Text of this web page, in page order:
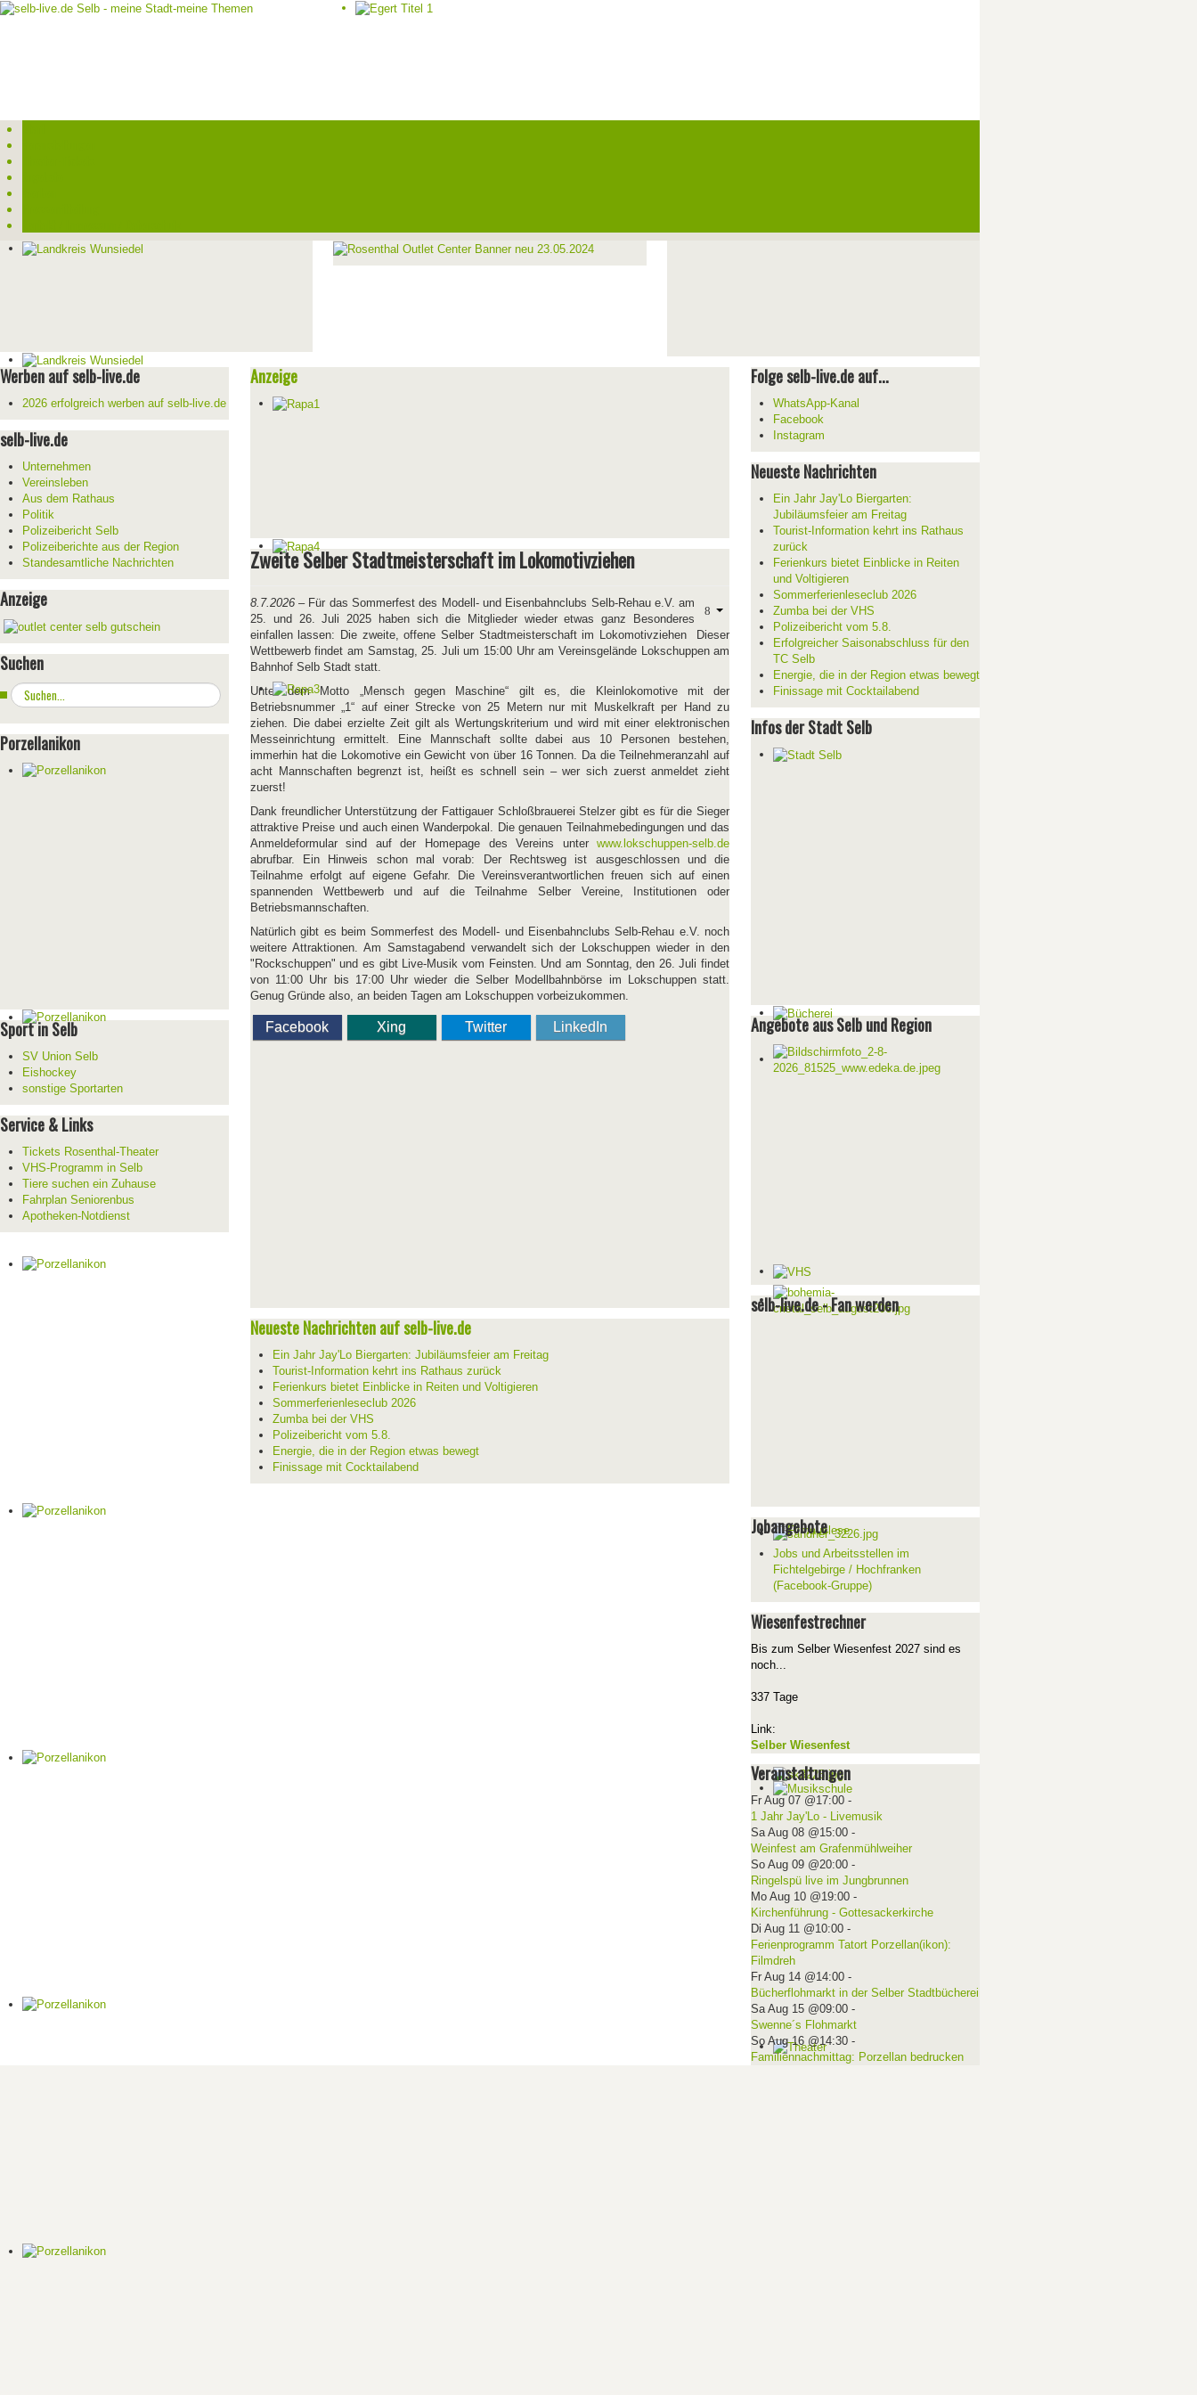
Werben auf selb-live.de
2026 erfolgreich werben auf selb-live.de
selb-live.de
Unternehmen
Vereinsleben
Aus dem Rathaus
Politik
Polizeibericht Selb
Polizeiberichte aus der Region
Standesamtliche Nachrichten
Anzeige
Suchen
Suchen
...
Porzellanikon
Sport in Selb
SV Union Selb
Eishockey
sonstige Sportarten
Service & Links
Tickets Rosenthal-Theater
VHS-Programm in Selb
Tiere suchen ein Zuhause
Fahrplan Seniorenbus
Apotheken-Notdienst
Anzeige
Zweite Selber Stadtmeisterschaft im Lokomotivziehen
8.7.2026– Für das Sommerfest des Modell- und Eisenbahnclubs Selb-Rehau e.V. am
25. und 26. Juli 2025 haben sich die Mitglieder wieder etwas ganz Besonderes
einfallen lassen: Die zweite, offene Selber Stadtmeisterschaft im Lokomotivziehen Dieser
Wettbewerb findet am Samstag, 25. Juli um 15:00 Uhr am Vereinsgelände Lokschuppen am
Bahnhof Selb Stadt statt.
Unter dem Motto „Mensch gegen Maschine“ gilt es, die Kleinlokomotive mit der
Betriebsnummer „1“ auf einer Strecke von 25 Metern nur mit Muskelkraft per Hand zu
ziehen. Die dabei erzielte Zeit gilt als Wertungskriterium und wird mit einer elektronischen
Messeinrichtung ermittelt. Eine Mannschaft sollte dabei aus 10 Personen bestehen,
immerhin hat die Lokomotive ein Gewicht von über 16 Tonnen. Da die Teilnehmeranzahl auf
acht Mannschaften begrenzt ist, heißt es schnell sein – wer sich zuerst anmeldet zieht
zuerst!
Dank freundlicher Unterstützung der Fattigauer Schloßbrauerei Stelzer gibt es für die Sieger
attraktive Preise und auch einen Wanderpokal. Die genauen Teilnahmebedingungen und das
Anmeldeformular sind auf der Homepage des Vereins unterwww.lokschuppen-selb.de
abrufbar. Ein Hinweis schon mal vorab: Der Rechtsweg ist ausgeschlossen und die
Teilnahme erfolgt auf eigene Gefahr. Die Vereinsverantwortlichen freuen sich auf einen
spannenden Wettbewerb und auf die Teilnahme Selber Vereine, Institutionen oder
Betriebsmannschaften.
Natürlich gibt es beim Sommerfest des Modell- und Eisenbahnclubs Selb-Rehau e.V. noch
weitere Attraktionen. Am Samstagabend verwandelt sich der Lokschuppen wieder in den
"Rockschuppen" und es gibt Live-Musik vom Feinsten. Und am Sonntag, den 26. Juli findet
von 11:00 Uhr bis 17:00 Uhr wieder die Selber Modellbahnbörse im Lokschuppen statt.
Genug Gründe also, an beiden Tagen am Lokschuppen vorbeizukommen.
Facebook Xing Twitter LinkedIn
Neueste Nachrichten auf selb-live.de
Ein Jahr Jay'Lo Biergarten: Jubiläumsfeier am Freitag
Tourist-Information kehrt ins Rathaus zurück
Ferienkurs bietet Einblicke in Reiten und Voltigieren
Sommerferienleseclub 2026
Zumba bei der VHS
Polizeibericht vom 5.8.
Energie, die in der Region etwas bewegt
Finissage mit Cocktailabend
Folge selb-live.de auf...
WhatsApp-Kanal
Facebook
Instagram
Neueste Nachrichten
Ein Jahr Jay'Lo Biergarten:
Jubiläumsfeier am Freitag
Tourist-Information kehrt ins Rathaus
zurück
Ferienkurs bietet Einblicke in Reiten
und Voltigieren
Sommerferienleseclub 2026
Zumba bei der VHS
Polizeibericht vom 5.8.
Erfolgreicher Saisonabschluss für den
TC Selb
Energie, die in der Region etwas bewegt
Finissage mit Cocktailabend
Infos der Stadt Selb
Angebote aus Selb und Region
selb-live.de - Fan werden
Jobangebote
Jobs und Arbeitsstellen im
Fichtelgebirge / Hochfranken
(Facebook-Gruppe)
Wiesenfestrechner
Bis zum Selber Wiesenfest 2027 sind es
noch...
337 Tage
Link:
Selber Wiesenfest
Veranstaltungen
Fr Aug 07 @17:00-
1 Jahr Jay'Lo - Livemusik
Sa Aug 08 @15:00-
Weinfest am Grafenmühlweiher
So Aug 09 @20:00-
Ringelspü live im Jungbrunnen
Mo Aug 10 @19:00-
Kirchenführung - Gottesackerkirche
Di Aug 11 @10:00-
Ferienprogramm Tatort Porzellan(ikon):
Filmdreh
Fr Aug 14 @14:00-
Bücherflohmarkt in der Selber Stadtbücherei
Sa Aug 15 @09:00-
Swenne´s Flohmarkt
So Aug 16 @14:30-
Familiennachmittag: Porzellan bedrucken